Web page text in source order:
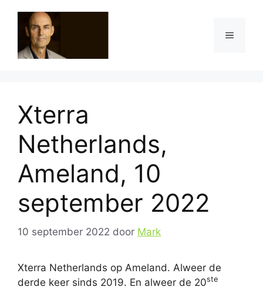
inhoud
Menu
Xterra
Netherlands,
Ameland, 10
september 2022
10 september 2022 door Mark
Xterra Netherlands op Ameland. Alweer de
derde keer sinds 2019. En alweer de 20ste